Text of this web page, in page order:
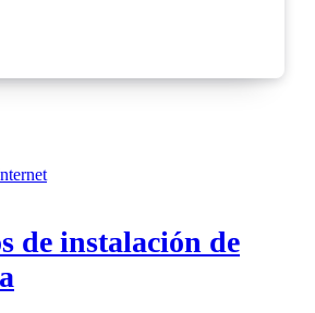
de instalación de